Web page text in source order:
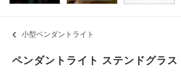
小型ペンダントライト
ペンダントライト ステンドグラス